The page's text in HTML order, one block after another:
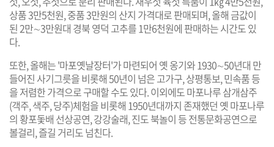
상품 3만5천원, 중품 3만원의 산지 가격대로 판매되며, 올해 금값이
된 2만∼3만원대 경북 영덕 고추를 1만6천원에 판매하는 시간도 있
다.
또한, 올해는 '마포옛날장터'가 마련되어 옛 옹기와 1930∼50년대 만
들어진 사기그릇을 비롯해 50년이 넘은 고가구, 상평통보, 민속품 등
을 저렴한 가격으로 구매할 수도 있다. 이외에도 마포나루 삼개삼주
(객주, 색주, 당주)체험을 비롯해 1950년대까지 존재했던 옛 마포나루
의 황포돛배 선상공연, 강강술래, 진도 북놀이 등 전통문화공연으로
볼걸리, 즐길 거리도 넘친다.